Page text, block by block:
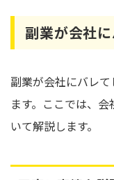
副業が会社
副業が会社にバレ
ます。ここでは、
いて解説します。